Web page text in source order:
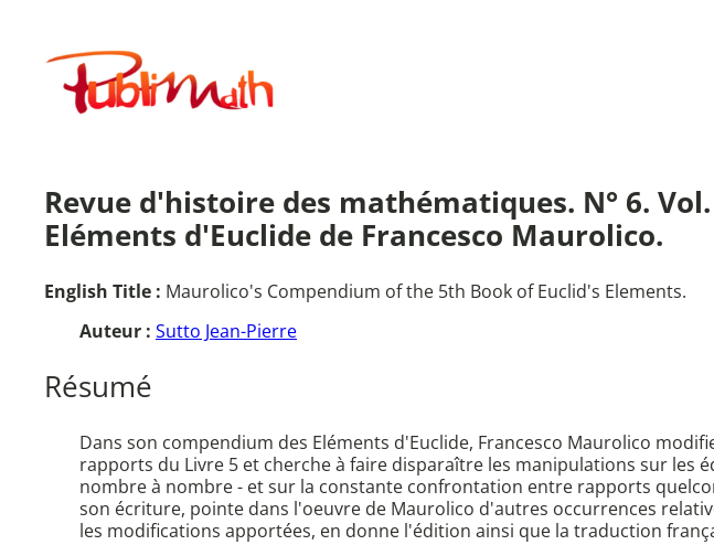
contenuPublimath
Revue d'histoire des mathématiques. N° 6.
Eléments d'Euclide de Francesco Maurolico.
English Title : Maurolico's Compendium of the 5th Book of Euclid's Elements.
Auteur : Sutto Jean-Pierre
Résumé
Dans son compendium des Eléments d'Euclide, Francesco Maurolico
rapports du Livre 5 et cherche à faire disparaître les manipulations sur
nombre à nombre - et sur la constante confrontation entre rapports
son écriture, pointe dans l'oeuvre de Maurolico d'autres occurrences
les modifications apportées, en donne l'édition ainsi que la traduction